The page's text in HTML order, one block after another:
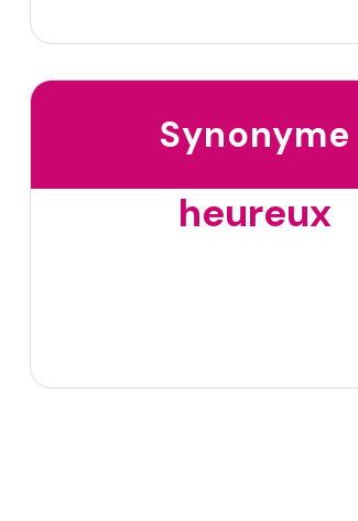
Synonyme
heureux